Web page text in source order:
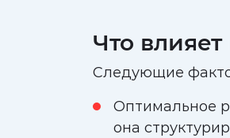
Что
Следующие
Оптимальное
она